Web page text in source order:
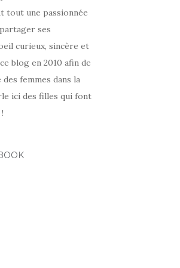
tout une passionnée
ses
curieux, sincère et
blog en 2010 afin de
femmes dans la
ici des filles qui font